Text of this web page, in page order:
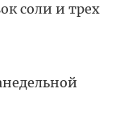
соли и трех